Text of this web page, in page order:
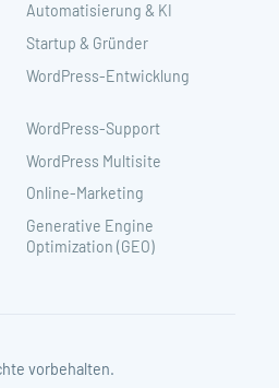
Automatisierung & KI
Startup & Gründer
WordPress-Entwicklung
WordPress-Support
WordPress Multisite
Online-Marketing
Generative Engine
Optimization (GEO)
vorbehalten.